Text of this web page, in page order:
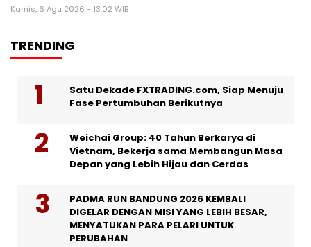
Kamis, 6 Agu 2026 - 13:02 WIB
TRENDING
Satu Dekade FXTRADING.com, Siap Menuju
Fase Pertumbuhan Berikutnya
Weichai Group: 40 Tahun Berkarya di
Vietnam, Bekerja sama Membangun Masa
Depan yang Lebih Hijau dan Cerdas
PADMA RUN BANDUNG 2026 KEMBALI
DIGELAR DENGAN MISI YANG LEBIH BESAR,
MENYATUKAN PARA PELARI UNTUK
PERUBAHAN